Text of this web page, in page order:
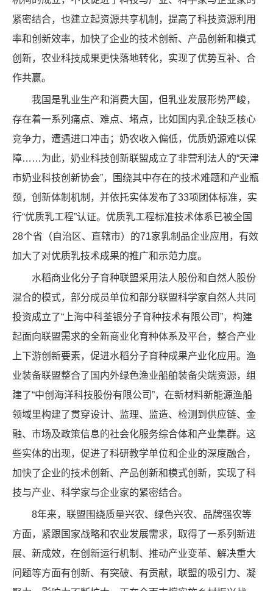
紧密结合，也建立起资源共享机制，提高了科技资源利用
率和创新效率，加快了企业的技术创新、产品创新和模式
创新，农业科技成果更快落地转化，实现了优势互补、合
作共赢。
我国是乳业生产和消费大国，但乳业发展形势严峻，
存在着一系列痛点、难点、堵点，比如国内乳企缺乏核心
竞争力，遭遇进口冲击；奶农收入偏低，优质奶源难以保
障……为此，奶业科技创新联盟成立了非营利法人的“天津
市奶业科技创新协会”，围绕其中存在的技术难题和产业瓶
颈，创新体制机制，并依托实体发布了33项团体标准，实
行“优质乳工程”认证。优质乳工程标准技术体系已被全国
28个省（自治区、直辖市）的71家乳制品企业应用，有效
加大了对优质乳技术成果的推广和示范力度。
水稻商业化分子育种联盟采用法人股份和自然人股份
混合的模式，部分成员单位和部分联盟科学家自然人共同
投资成立了“上海中科荃银分子育种技术有限公司”，构建
起面向联盟需求的全新商业化育种体系及平台，整合产业
上下游创新要素，促进水稻分子育种成果产业化应用。渔
业装备联盟整合了国内外绿色渔业船舶装备尖端资源，组
建了“中创海洋科技股份有限公司”，在新材料新能源渔船
领域里构建了贯穿设计、监理、监造、检测到供应链、金
融、市场及政策信息的社会化服务综合体和产业集群。这
些实体的出现，促进了科研教学单位和企业的深度融合，
加快了企业的技术创新、产品创新和模式创新，实现了科
技与产业、科学家与企业家的紧密结合。
8年来，联盟围绕质量兴农、绿色兴农、品牌强农等
方面，紧跟国家战略和农业发展需求，取得了一系列新进
展、新成效，在创新运行机制、推动产业变革、解决重大
问题等方面有创新、有突破、有贡献，联盟的吸引力、凝